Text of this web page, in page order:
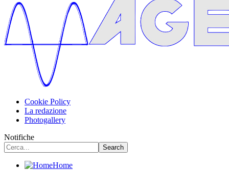
Cookie Policy
La redazione
Photogallery
Notifiche
Home